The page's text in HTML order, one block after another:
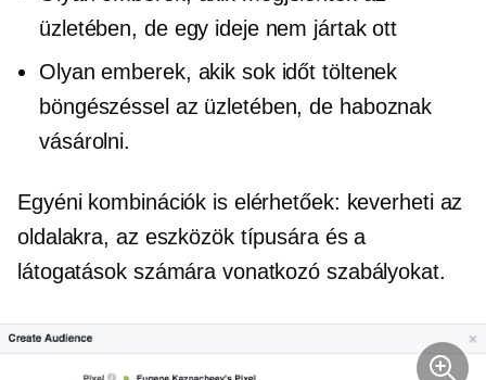
üzletében, de egy ideje nem jártak ott
Olyan emberek, akik sok időt töltenek
böngészéssel az üzletében, de haboznak
vásárolni.
Egyéni kombinációk is elérhetőek: keverheti az
oldalakra, az eszközök típusára és a
látogatások számára vonatkozó szabályokat.